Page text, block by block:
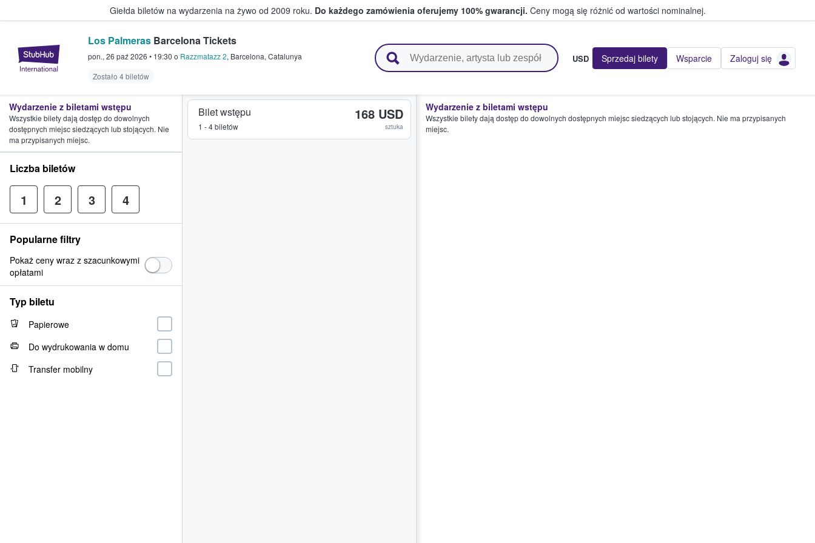
Giełda biletów na wydarzenia na żywo od 2009 roku. Do każdego zamówienia oferujemy 100% gwarancji. Ceny mogą się różnić od wartości nominalnej.
StubHub — miejsce, w którym fani i kibice kupują i sprzedają bilety
Los Palmeras Barcelona Tickets
pon., 26 paź 2026 • 19:30 o Razzmatazz 2, Barcelona, Catalunya
Zostało 4 biletów
USD Sprzedaj bilety Wsparcie Zaloguj się
Bilet wstępu
1 - 4 biletów
168 USD
sztuka
Wydarzenie z biletami wstępu
Wszystkie bilety dają dostęp do dowolnych dostępnych miejsc siedzących lub stojących. Nie ma przypisanych
miejsc.
Wydarzenie z biletami wstępu
Wszystkie bilety dają dostęp do dowolnych
dostępnych miejsc siedzących lub stojących. Nie
ma przypisanych miejsc.
Liczba biletów
1 2 3 4
Popularne filtry
Pokaż ceny wraz z szacunkowymi
opłatami
Typ biletu
Papierowe
Do wydrukowania w domu
Transfer mobilny